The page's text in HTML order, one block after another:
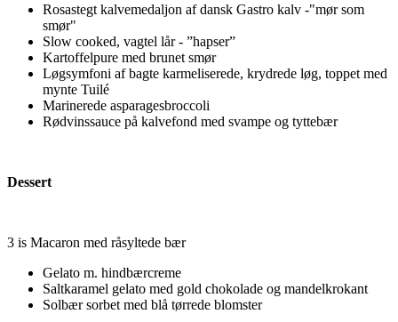
Rosastegt kalvemedaljon af dansk Gastro kalv -"mør som
smør"
Slow cooked, vagtel lår - ”hapser”
Kartoffelpure med brunet smør
Løgsymfoni af bagte karmeliserede, krydrede løg, toppet med
mynte Tuilé
Marinerede asparagesbroccoli
Rødvinssauce på kalvefond med svampe og tyttebær
Dessert
3 is Macaron med råsyltede bær
Gelato m. hindbærcreme
Saltkaramel gelato med gold chokolade og mandelkrokant
Solbær sorbet med blå tørrede blomster